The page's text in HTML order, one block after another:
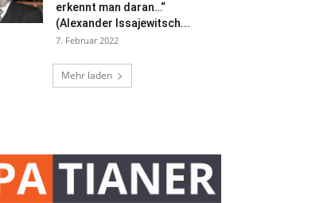
erkennt man daran…“
(Alexander Issajewitsch...
7. Februar 2022
Mehr laden